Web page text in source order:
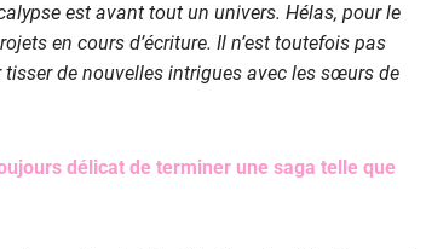
est avant tout un univers. Hélas, pour le
en cours d’écriture. Il n’est toutefois pas
de nouvelles intrigues avec les sœurs de
délicat de terminer une saga telle que